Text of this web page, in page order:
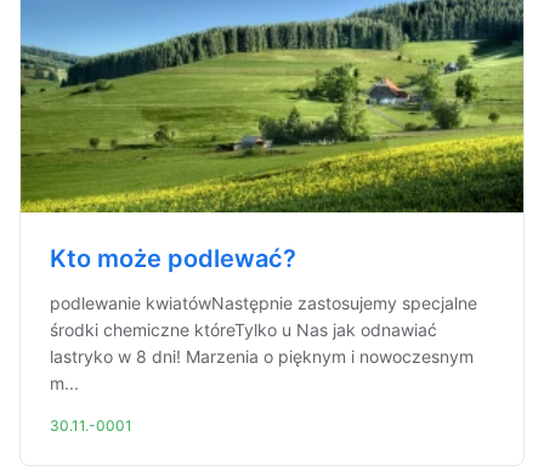
Kto może podlewać?
podlewanie kwiatówNastępnie zastosujemy specjalne
środki chemiczne któreTylko u Nas jak odnawiać
lastryko w 8 dni! Marzenia o pięknym i nowoczesnym
m...
30.11.-0001